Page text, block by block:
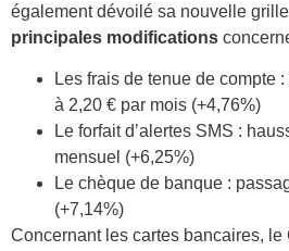
également dévoilé sa nouvelle
principales modifications
Les frais de tenue de compte
à 2,20 € par mois (+4,76%)
Le forfait d’alertes SMS :
mensuel (+6,25%)
Le chèque de banque :
(+7,14%)
Concernant les cartes bancaires, le